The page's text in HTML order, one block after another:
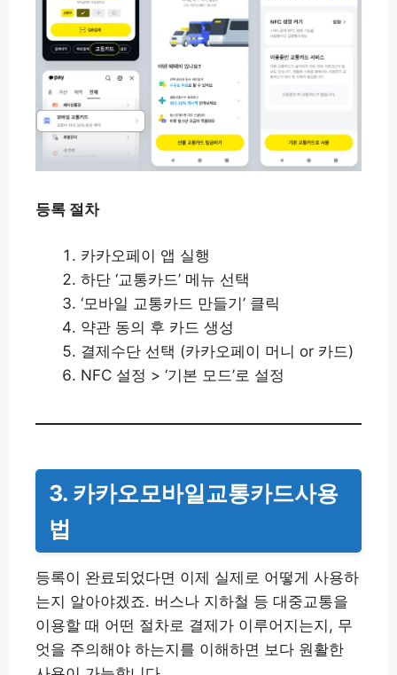
등록 절차
카카오페이 앱 실행
하단 ‘교통카드’ 메뉴 선택
‘모바일 교통카드 만들기’ 클릭
약관 동의 후 카드 생성
결제수단 선택 (카카오페이 머니 or 카드)
NFC 설정 > ‘기본 모드’로 설정
3. 카카오모바일교통카드사용
법
등록이 완료되었다면 이제 실제로 어떻게 사용하
는지 알아야겠죠. 버스나 지하철 등 대중교통을
이용할 때 어떤 절차로 결제가 이루어지는지, 무
엇을 주의해야 하는지를 이해하면 보다 원활한